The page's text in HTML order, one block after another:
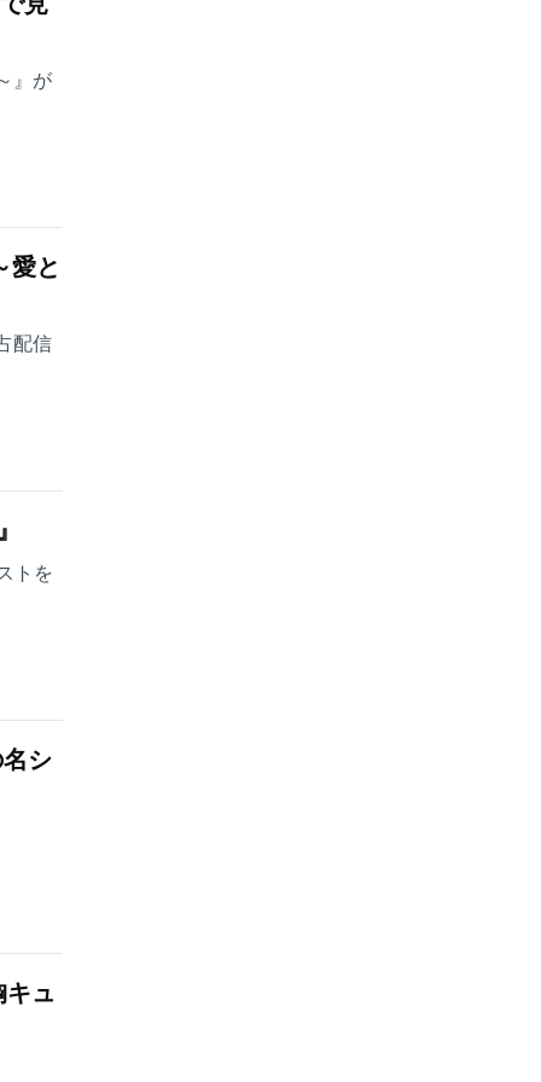
』が
愛と
配信
トを
シ
ュ